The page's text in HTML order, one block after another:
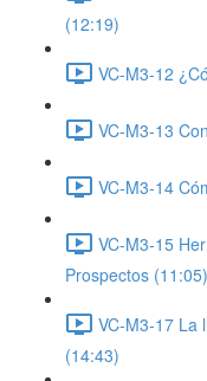
(12:19)
VC-M3-12
VC-M3-13
VC-M3-14
VC-M3-15
Prospectos (11:05)
VC-M3-17 La
(14:43)